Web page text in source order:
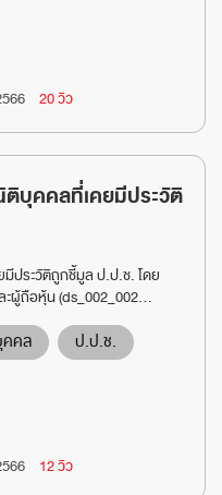
20 วิว
บุคคลที่เคยมีประวัติ
ประวัติถูกชี้มูล ป.ป.ช. โดย
ะผู้ถือหุ้น (ds_002_002...
คล
ป.ป.ช.
12 วิว